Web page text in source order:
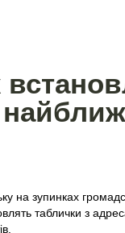
на зупинках
таблички з